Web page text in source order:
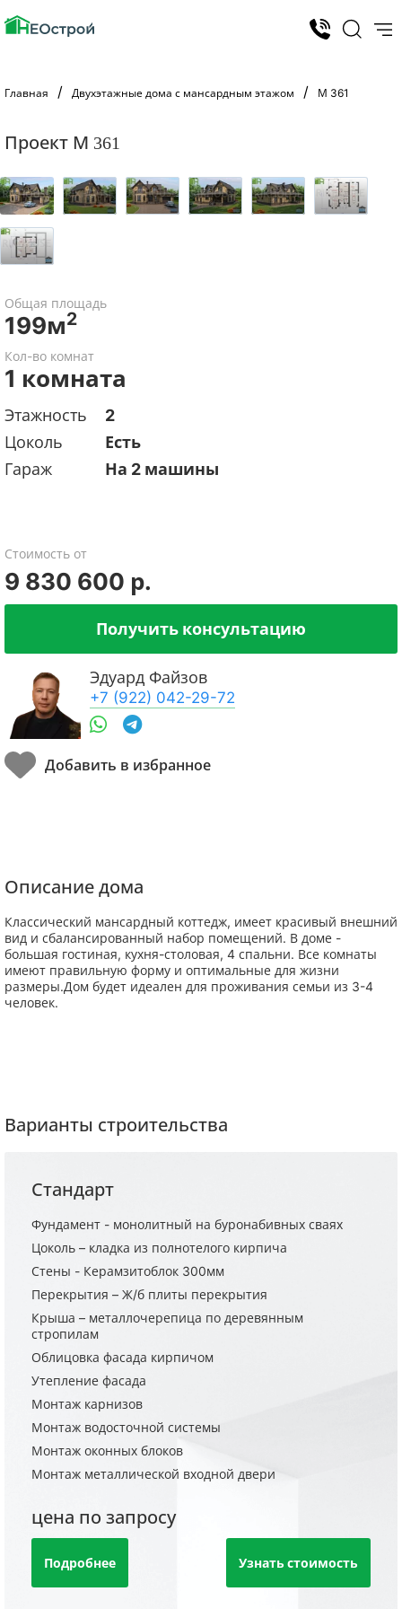
Главная Двухэтажные дома с мансардным этажом М 361
Проект М 361
Общая площадь
199м2
Кол-во комнат
1 комната
Этажность
2
Цоколь
Есть
Гараж
На 2 машины
Стоимость от
9 830 600 р.
Получить консультацию
Эдуард Файзов
+7 (922) 042-29-72
Описание дома
Классический мансардный коттедж, имеет красивый внешний
вид и сбалансированный набор помещений. В доме -
большая гостиная, кухня-столовая, 4 спальни. Все комнаты
имеют правильную форму и оптимальные для жизни
размеры.Дом будет идеален для проживания семьи из 3-4
человек.
Варианты строительства
Стандарт
Фундамент - монолитный на буронабивных сваях
Цоколь – кладка из полнотелого кирпича
Стены - Керамзитоблок 300мм
Перекрытия – Ж/б плиты перекрытия
Крыша – металлочерепица по деревянным
стропилам
Облицовка фасада кирпичом
Утепление фасада
Монтаж карнизов
Монтаж водосточной системы
Монтаж оконных блоков
Монтаж металлической входной двери
цена по запросу
Подробнее Узнать стоимость